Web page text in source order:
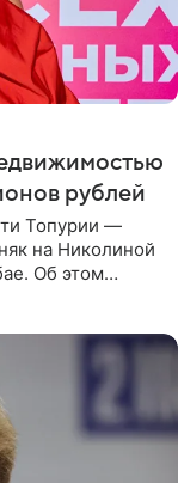
рублей
Топурии —
на Николиной
Об этом